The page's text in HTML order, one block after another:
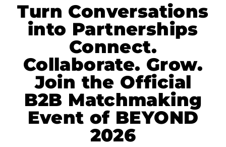
Turn Conversations
into Partnerships
Connect.
Collaborate. Grow.
Join the Official
B2B Matchmaking
Event of BEYOND
2026